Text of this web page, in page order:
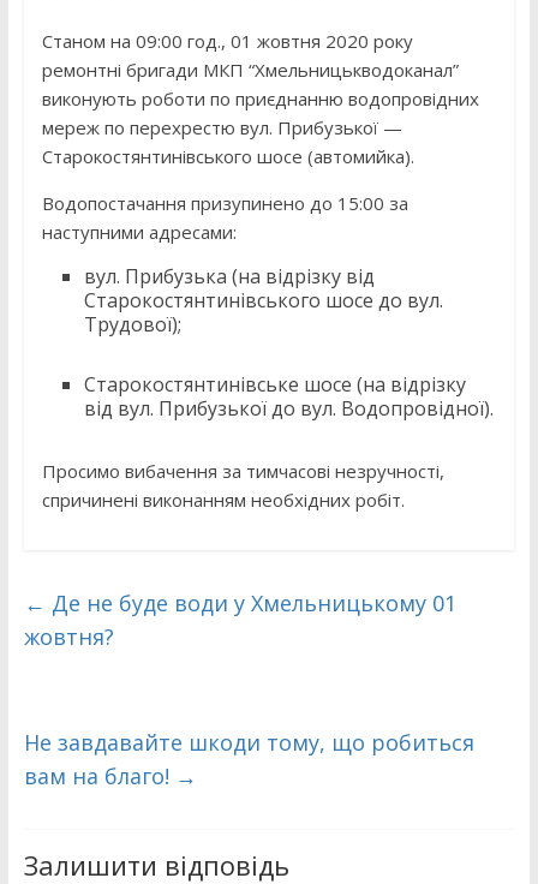
Станом на 09:00 год., 01 жовтня 2020 року
ремонтні бригади МКП “Хмельницькводоканал”
виконують роботи по приєднанню водопровідних
мереж по перехрестю вул. Прибузької —
Старокостянтинівського шосе (автомийка).
Водопостачання призупинено до 15:00 за
наступними адресами:
вул. Прибузька (на відрізку від
Старокостянтинівського шосе до вул.
Трудової);
Старокостянтинівське шосе (на відрізку
від вул. Прибузької до вул. Водопровідної).
Просимо вибачення за тимчасові незручності,
спричинені виконанням необхідних робіт.
← Де не буде води у Хмельницькому 01
жовтня?
Не завдавайте шкоди тому, що робиться
вам на благо! →
Залишити відповідь